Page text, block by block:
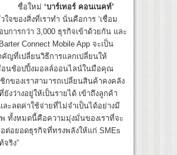
ชื่อใหม่ ‘บาร์เทอร์ คอนเนคท์’
ใจของสิ่งที่เราทำ นั่นคือการ ‘เชื่อม
บการกว่า 3,000 ธุรกิจเข้าด้วยกัน และ
Connect Mobile App จะเป็น
คัญที่เปลี่ยนวิธีการแลกเปลี่ยนให้
อนช้อปปิ้งมอลล์ออนไลน์ในมือคุณ
กของเราสามารถเปลี่ยนสินค้าคงคลัง
งว่างอยู่ให้เป็นรายได้ เข้าถึงลูกค้า
ะลดค่าใช้จ่ายที่ไม่จำเป็นได้อย่างมี
ทั้งหมดนี้คือความมุ่งมั่นของเราที่จะ
อต่อยอดธุรกิจที่ทรงพลังให้แก่ SMEs
จริง”